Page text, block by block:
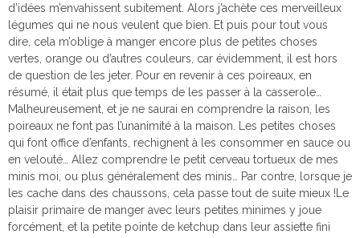
d’idées m’envahissent subitement. Alors j’achète ces merveilleux
légumes qui ne nous veulent que bien. Et puis pour tout vous
dire, cela m’oblige à manger encore plus de petites choses
vertes, orange ou d’autres couleurs, car évidemment, il est hors
de question de les jeter. Pour en revenir à ces poireaux, en
résumé, il était plus que temps de les passer à la casserole…
Malheureusement, et je ne saurai en comprendre la raison, les
poireaux ne font pas l’unanimité à la maison. Les petites choses
qui font office d’enfants, rechignent à les consommer en sauce ou
en velouté… Allez comprendre le petit cerveau tortueux de mes
minis moi, ou plus généralement des minis… Par contre, lorsque je
les cache dans des chaussons, cela passe tout de suite mieux !Le
plaisir primaire de manger avec leurs petites minimes y joue
forcément, et la petite pointe de ketchup dans leur assiette fini